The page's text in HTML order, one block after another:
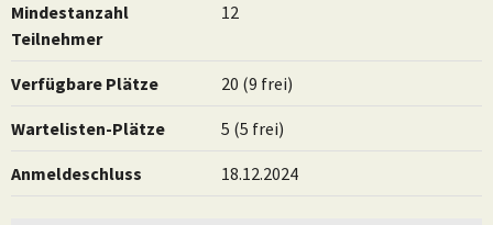
Mindestanzahl
Teilnehmer
12
Verfügbare Plätze 20 (9 frei)
Wartelisten-Plätze 5 (5 frei)
Anmeldeschluss 18.12.2024